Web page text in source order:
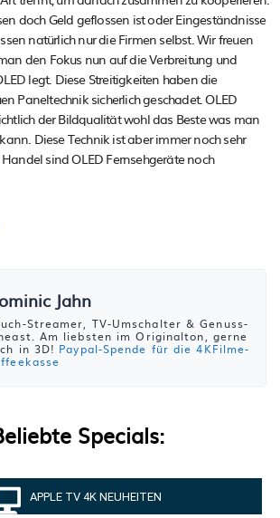
doch Geld geflossen ist oder Eingeständnisse
natürlich nur die Firmen selbst. Wir freuen
den Fokus nun auf die Verbreitung und
legt. Diese Streitigkeiten haben die
Paneltechnik sicherlich geschadet. OLED
der Bildqualität wohl das Beste was man
Diese Technik ist aber immer noch sehr
sind OLED Fernsehgeräte noch
Jahn
Streamer, TV-Umschalter & Genuss-
Am liebsten im Originalton, gerne
in 3D! Paypal-Spende für die 4KFilme-
Specials:
APPLE TV 4K NEUHEITEN